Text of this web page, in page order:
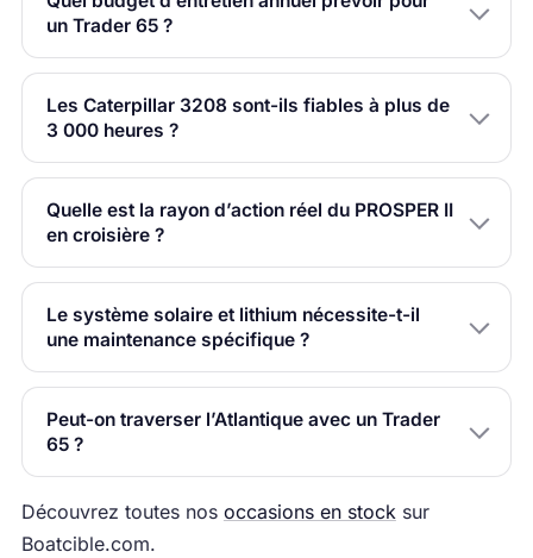
un Trader 65 ?
Les Caterpillar 3208 sont-ils fiables à plus de
3 000 heures ?
Quelle est la rayon d’action réel du PROSPER II
en croisière ?
Le système solaire et lithium nécessite-t-il
une maintenance spécifique ?
Peut-on traverser l’Atlantique avec un Trader
65 ?
Découvrez toutes nos occasions en stocksur
Boatcible.com.